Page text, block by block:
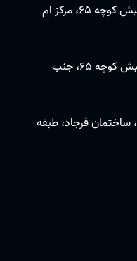
شعبه1: قم، بلوار امام موسی صدر، نبش کوچه 65، مرکز ام
شعبه2: قم، بلوارامام موسی صدر، نبش کوچه 65، جنب
شعبه3: قم، خیابان 19 دی، کوچه 10، ساختمان فرجاد، طبقه